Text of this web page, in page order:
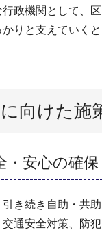
行政機関として、
りと支えていく
向けた施
・安心の確保
き続き自助・共
通安全対策、防